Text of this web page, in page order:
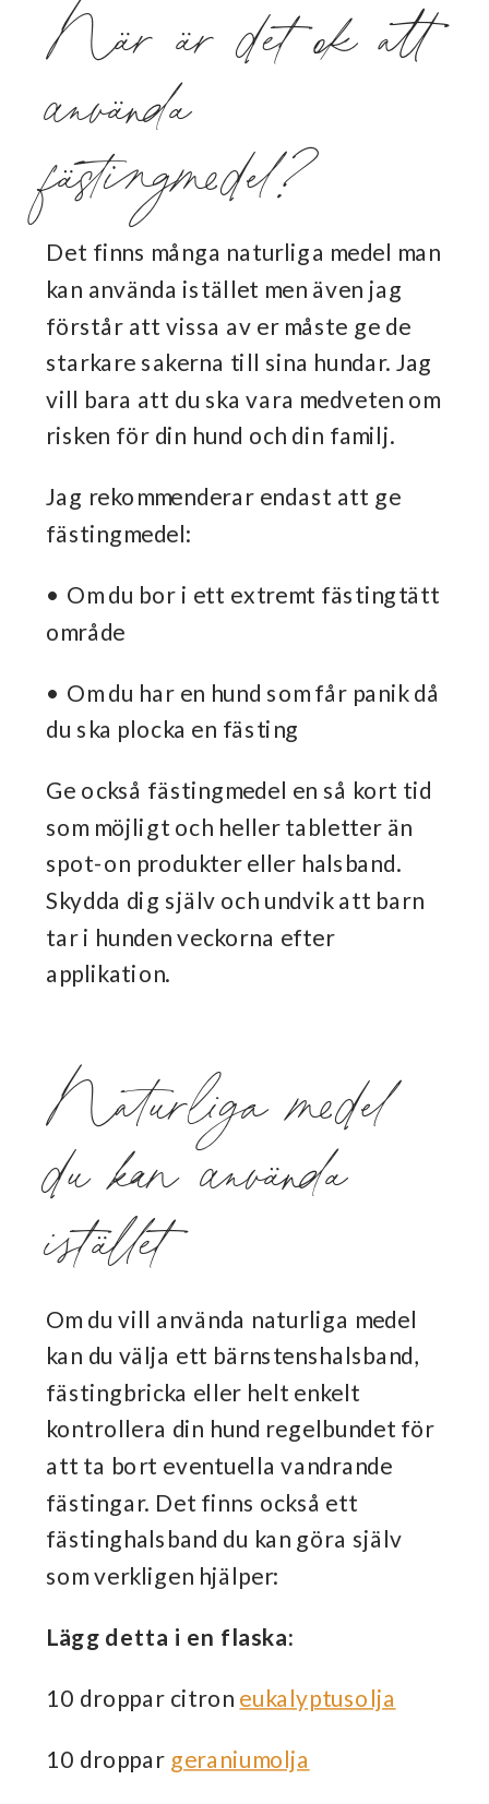
När är det ok att
använda
fästingmedel?
Det finns många naturliga medel man
kan använda istället men även jag
förstår att vissa av er måste ge de
starkare sakerna till sina hundar. Jag
vill bara att du ska vara medveten om
risken för din hund och din familj.
Jag rekommenderar endast att ge
fästingmedel:
• Om du bor i ett extremt fästingtätt
område
• Om du har en hund som får panik då
du ska plocka en fästing
Ge också fästingmedel en så kort tid
som möjligt och heller tabletter än
spot-on produkter eller halsband.
Skydda dig själv och undvik att barn
tar i hunden veckorna efter
applikation.
Naturliga medel
du kan använda
istället
Om du vill använda naturliga medel
kan du välja ett bärnstenshalsband,
fästingbricka eller helt enkelt
kontrollera din hund regelbundet för
att ta bort eventuella vandrande
fästingar. Det finns också ett
fästinghalsband du kan göra själv
som verkligen hjälper:
Lägg detta i en flaska:
10 droppar citron eukalyptusolja
10 droppar geraniumolja